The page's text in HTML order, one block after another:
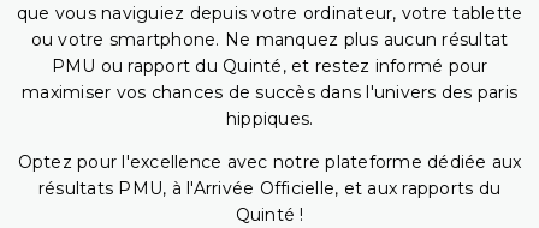
que vous naviguiez depuis votre ordinateur, votre tablette
ou votre smartphone. Ne manquez plus aucun résultat
PMU ou rapport du Quinté, et restez informé pour
maximiser vos chances de succès dans l'univers des paris
hippiques.
Optez pour l'excellence avec notre plateforme dédiée aux
résultats PMU, à l'Arrivée Officielle, et aux rapports du
Quinté !